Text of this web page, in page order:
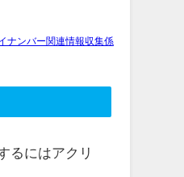
ナンバー関連情報収集係
るにはアクリ